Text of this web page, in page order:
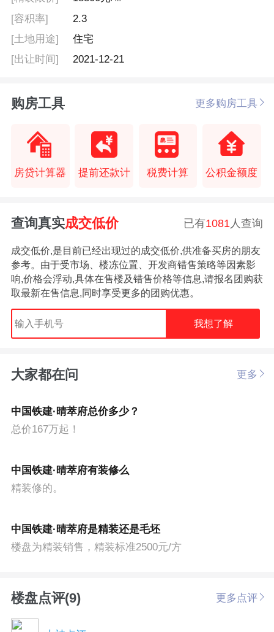
[容积率]
2.3
[土地用途]
住宅
[出让时间]
2021-12-21
购房工具 更多购房工具
房贷计算器 提前还款计 税费计算 公积金额度
查询真实成交低价 已有1081 人查询
成交低价,是目前已经出现过的成交低价,供准备买房的朋友
参考。由于受市场、楼冻位置、开发商错售策略等因素影
响,价格会浮动,具体在售楼及错售价格等信息,请报名团购获
取最新在售信息,同时享受更多的团购优惠。
我想了解
大家都在问 更多
中国铁建·晴萃府总价多少？
总价167万起！
中国铁建·晴萃府有装修么
精装修的。
中国铁建·晴萃府是精装还是毛坯
楼盘为精装销售，精装标准2500元/方
楼盘点评(9) 更多点评